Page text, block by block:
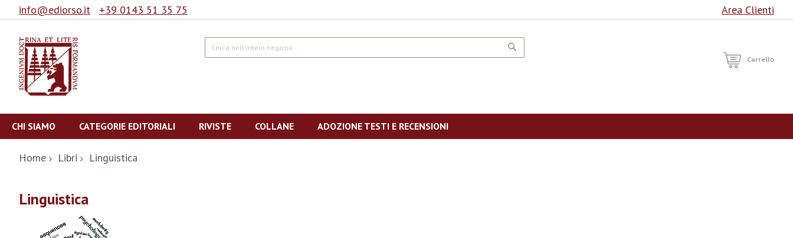
info@ediorso.it +39 0143 51 35 75 Area Clienti
Cerca Carrello
al
contenuto
CHI SIAMO CATEGORIE EDITORIALI RIVISTE COLLANE ADOZIONE TESTI E RECENSIONI
Home Libri Linguistica
Linguistica